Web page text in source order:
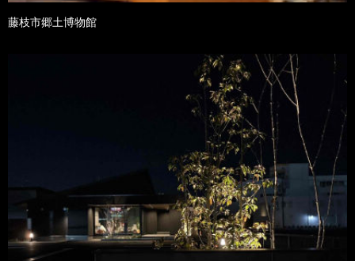
藤枝市郷土博物館